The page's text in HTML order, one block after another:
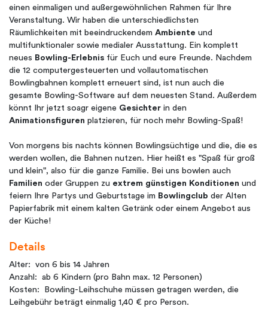
einen einmaligen und außergewöhnlichen Rahmen für Ihre
Veranstaltung. Wir haben die unterschiedlichsten
Räumlichkeiten mit beeindruckendem Ambiente und
multifunktionaler sowie medialer Ausstattung. Ein komplett
neues Bowling-Erlebnis für Euch und eure Freunde. Nachdem
die 12 computergesteuerten und vollautomatischen
Bowlingbahnen komplett erneuert sind, ist nun auch die
gesamte Bowling-Software auf dem neuesten Stand. Außerdem
könnt Ihr jetzt soagr eigene Gesichter in den
Animationsfiguren platzieren, für noch mehr Bowling-Spaß!
Von morgens bis nachts können Bowlingsüchtige und die, die es
werden wollen, die Bahnen nutzen. Hier heißt es "Spaß für groß
und klein", also für die ganze Familie. Bei uns bowlen auch
Familien oder Gruppen zu extrem günstigen Konditionen und
feiern Ihre Partys und Geburtstage im Bowlingclub der Alten
Papierfabrik mit einem kalten Getränk oder einem Angebot aus
der Küche!
Details
Alter: von 6 bis 14 Jahren
Anzahl: ab 6 Kindern (pro Bahn max. 12 Personen)
Kosten: Bowling-Leihschuhe müssen getragen werden, die
Leihgebühr beträgt einmalig 1,40 € pro Person.